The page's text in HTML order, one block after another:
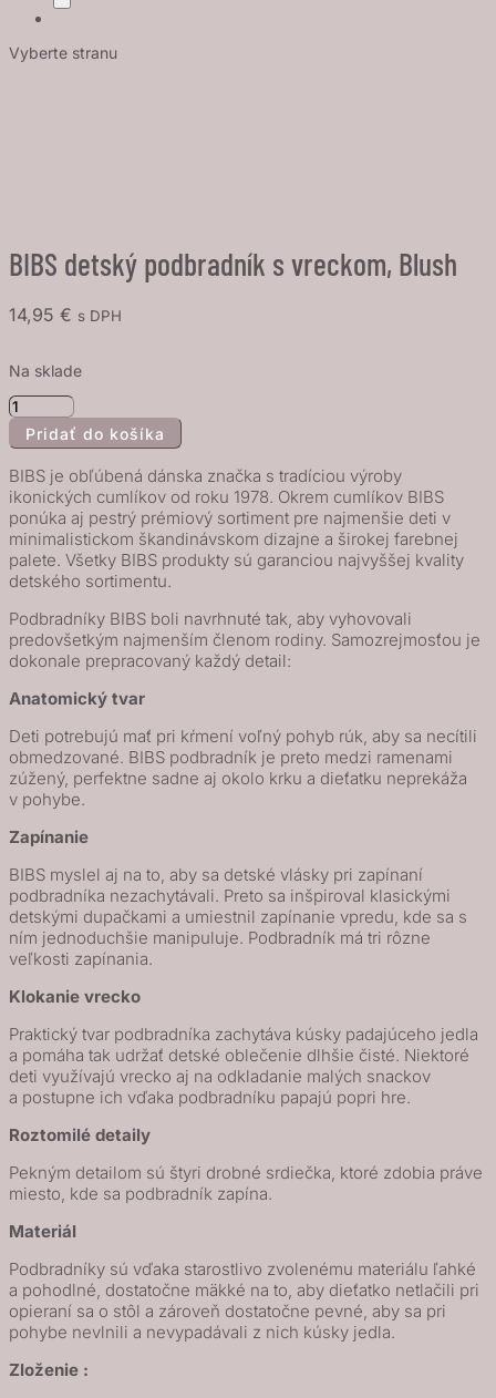
Vyberte stranu
BIBS detský podbradník s vreckom, Blush
14,95 € s DPH
Na sklade
množstvo
BIBS
podbradník
s
vreckom,
Blush
Pridať do košíka
BIBS je obľúbená dánska značka s tradíciou výroby
ikonických cumlíkov od roku 1978. Okrem cumlíkov BIBS
ponúka aj pestrý prémiový sortiment pre najmenšie deti v
minimalistickom škandinávskom dizajne a širokej farebnej
palete. Všetky BIBS produkty sú garanciou najvyššej kvality
detského sortimentu.
Podbradníky BIBS boli navrhnuté tak, aby vyhovovali
predovšetkým najmenším členom rodiny. Samozrejmosťou je
dokonale prepracovaný každý detail:
Anatomický tvar
Deti potrebujú mať pri kŕmení voľný pohyb rúk, aby sa necítili
obmedzované. BIBS podbradník je preto medzi ramenami
zúžený, perfektne sadne aj okolo krku a dieťatku neprekáža
v pohybe.
Zapínanie
BIBS myslel aj na to, aby sa detské vlásky pri zapínaní
podbradníka nezachytávali. Preto sa inšpiroval klasickými
detskými dupačkami a umiestnil zapínanie vpredu, kde sa s
ním jednoduchšie manipuluje. Podbradník má tri rôzne
veľkosti zapínania.
Klokanie vrecko
Praktický tvar podbradníka zachytáva kúsky padajúceho jedla
a pomáha tak udržať detské oblečenie dlhšie čisté. Niektoré
deti využívajú vrecko aj na odkladanie malých snackov
a postupne ich vďaka podbradníku papajú popri hre.
Roztomilé detaily
Pekným detailom sú štyri drobné srdiečka, ktoré zdobia práve
miesto, kde sa podbradník zapína.
Materiál
Podbradníky sú vďaka starostlivo zvolenému materiálu ľahké
a pohodlné, dostatočne mäkké na to, aby dieťatko netlačili pri
opieraní sa o stôl a zároveň dostatočne pevné, aby sa pri
pohybe nevlnili a nevypadávali z nich kúsky jedla.
Zloženie :